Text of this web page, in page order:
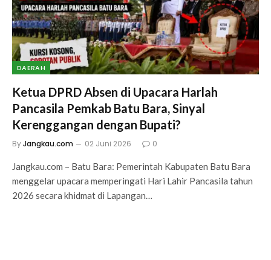
DAERAH
Ketua DPRD Absen di Upacara Harlah
Pancasila Pemkab Batu Bara, Sinyal
Kerenggangan dengan Bupati?
ByJangkau.com 02 Juni 2026 0
Jangkau.com – Batu Bara: Pemerintah Kabupaten Batu Bara
menggelar upacara memperingati Hari Lahir Pancasila tahun
2026 secara khidmat di Lapangan…